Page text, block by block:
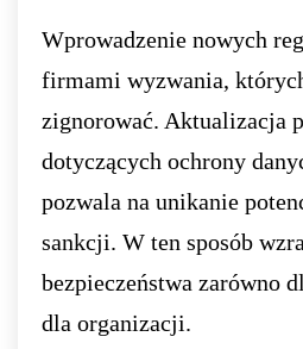
Wprowadzenie nowych
firmami wyzwania,
zignorować. Aktualizacja
dotyczących ochrony
pozwala na unikanie
sankcji. W ten sposób
bezpieczeństwa zarówno
dla organizacji.